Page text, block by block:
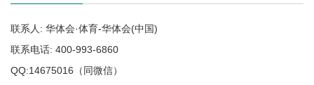
联系人: 华体会·体育-华体会(中国)
联系电话: 400-993-6860
QQ:14675016（同微信）